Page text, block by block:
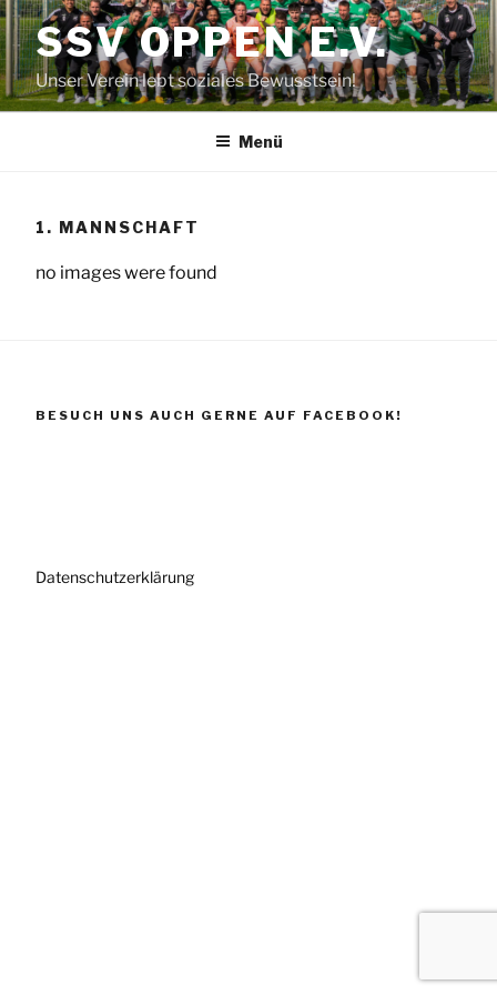
Zum
Inhalt
springenSSV OPPEN E.V.
Unser Verein lebt soziales Bewusstsein!
Menü
1. MANNSCHAFT
no images were found
BESUCH UNS AUCH GERNE AUF FACEBOOK!
Datenschutzerklärung